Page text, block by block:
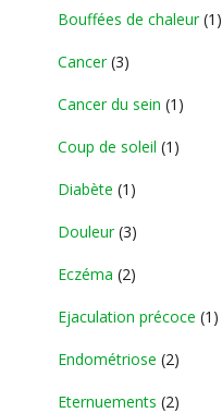
Bouffées de chaleur(1)
Cancer(3)
Cancer du sein (1)
Coup de soleil (1)
Diabète (1)
Douleur(3)
Eczéma (2)
Ejaculation précoce (1)
Endométriose (2)
Eternuements (2)